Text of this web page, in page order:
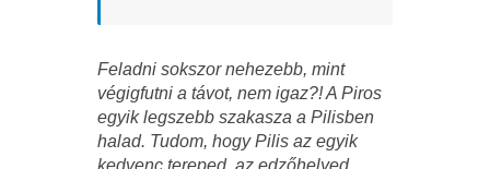
Feladni sokszor nehezebb, mint
végigfutni a távot, nem igaz?! A Piros
egyik legszebb szakasza a Pilisben
halad. Tudom, hogy Pilis az egyik
kedvenc tereped, az edzőhelyed.